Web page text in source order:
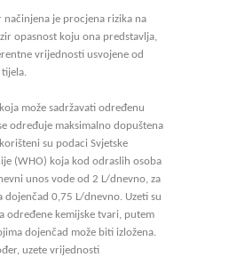
načinjena je procjena rizika na
opasnost koju ona predstavlja,
vrijednosti usvojene od
može sadržavati određenu
određuje maksimalno dopuštena
su podaci Svjetske
(WHO) koja kod odraslih osoba
unos vode od 2 L/dnevno, za
dojenčad 0,75 L/dnevno. Uzeti su
određene kemijske tvari, putem
dojenčad može biti izložena.
uzete vrijednosti